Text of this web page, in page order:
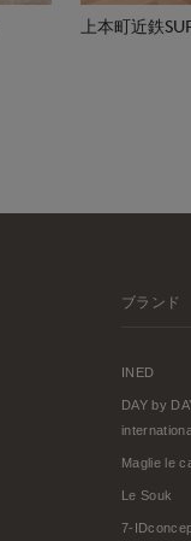
上本町近鉄
ブランド
INED
DAY by
Maglie le
Le Souk
7-